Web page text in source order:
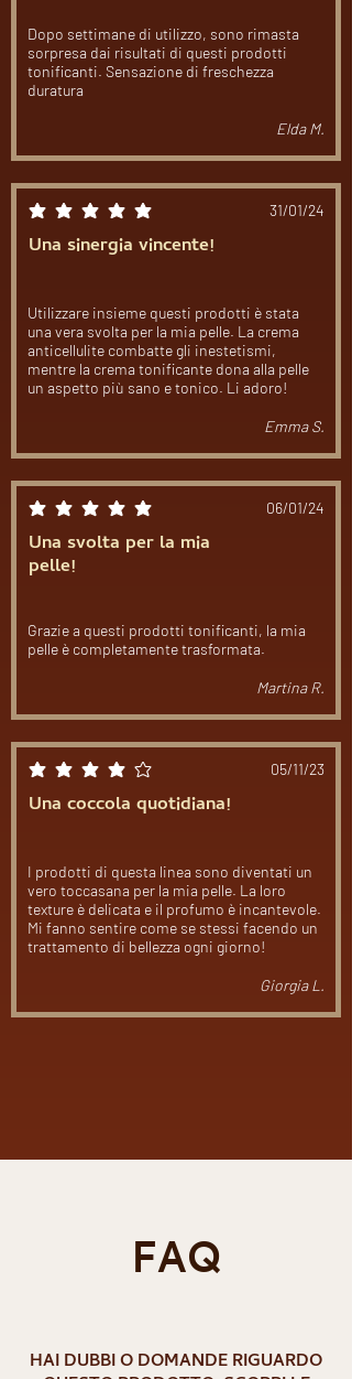
Dopo settimane di utilizzo, sono rimasta
sorpresa dai risultati di questi prodotti
tonificanti. Sensazione di freschezza
duratura
Elda M.
la valutazione media è 5 su 5 31/01/24
Una sinergia vincente!
Utilizzare insieme questi prodotti è stata
una vera svolta per la mia pelle. La crema
anticellulite combatte gli inestetismi,
mentre la crema tonificante dona alla pelle
un aspetto più sano e tonico. Li adoro!
Emma S.
la valutazione media è 5 su 5 06/01/24
Una svolta per la mia
pelle!
Grazie a questi prodotti tonificanti, la mia
pelle è completamente trasformata.
Martina R.
la valutazione media è 4 su 5 05/11/23
Una coccola quotidiana!
I prodotti di questa linea sono diventati un
vero toccasana per la mia pelle. La loro
texture è delicata e il profumo è incantevole.
Mi fanno sentire come se stessi facendo un
trattamento di bellezza ogni giorno!
Giorgia L.
FAQ
HAI DUBBI O DOMANDE RIGUARDO